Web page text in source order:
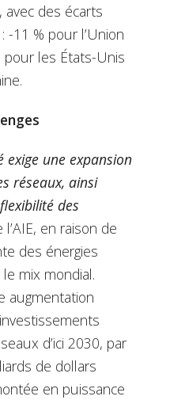
avec des écarts
-11 % pour l’Union
les États-Unis
exige une expansion
réseaux, ainsi
des
l’AIE, en raison de
des énergies
mix mondial.
augmentation
d’ici 2030, par
de dollars
en puissance